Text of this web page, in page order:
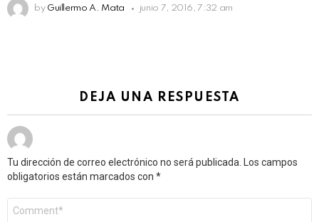
by Guillermo A. Mata junio 7, 2016, 7:32 am
DEJA UNA RESPUESTA
Tu dirección de correo electrónico no será publicada.
Los campos
obligatorios están marcados con *